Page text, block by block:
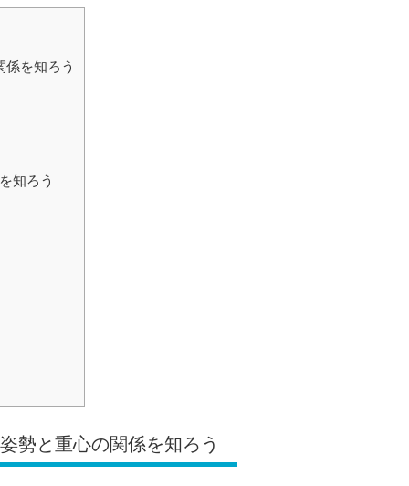
を知ろう
知ろう
勢と重心の関係を知ろう